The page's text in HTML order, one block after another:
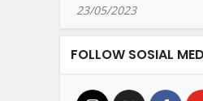
23/05/2023
FOLLOW SOSIAL